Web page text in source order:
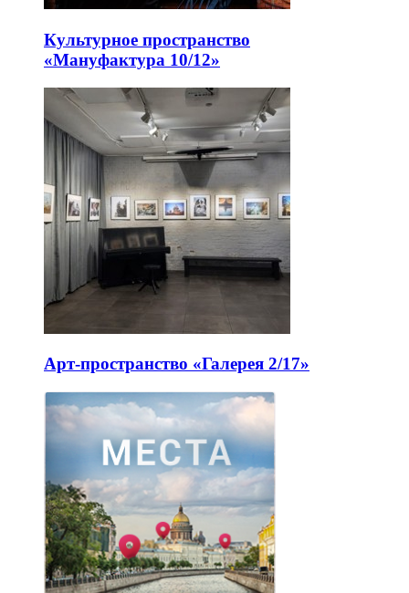
Культурное пространство
«Мануфактура 10/12»
Арт-пространство «Галерея 2/17»